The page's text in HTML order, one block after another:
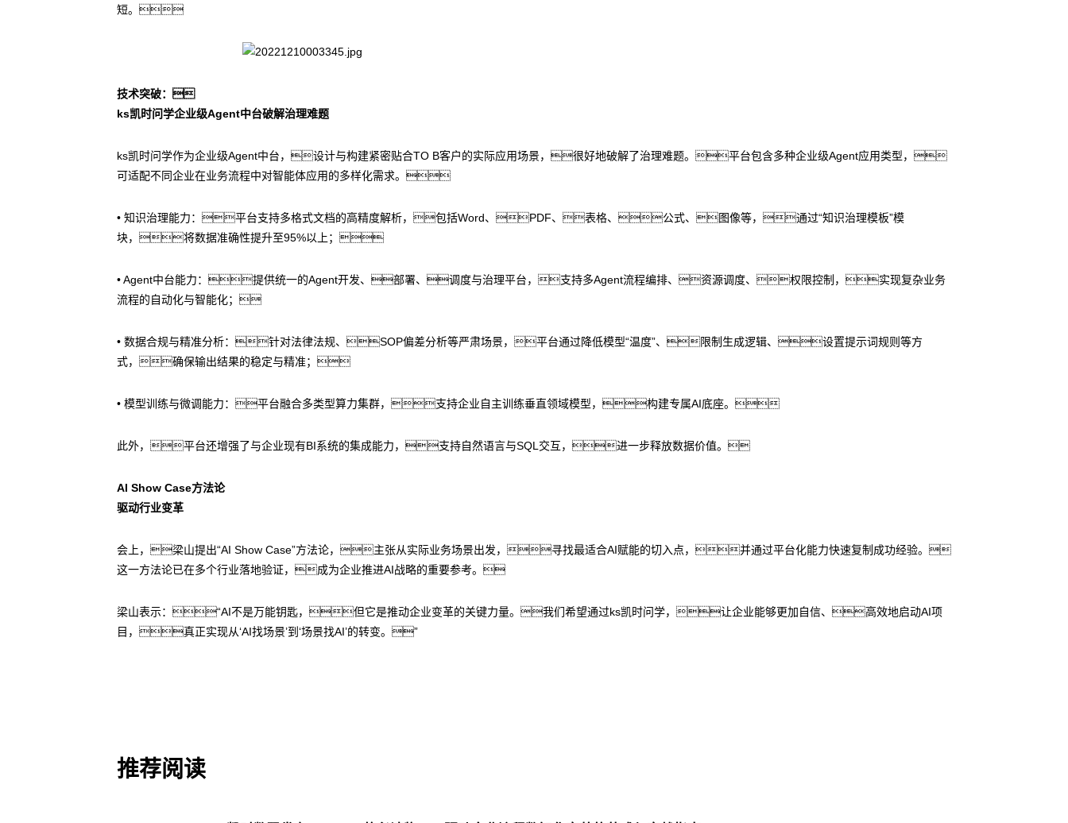
短。
技术突破：
ks凯时问学企业级Agent中台破解治理难题
ks凯时问学作为企业级Agent中台，设计与构建紧密贴合TO B客户的实际应用场景，很好地破解了治理难题。平台包含多种企业级Agent应用类型，
可适配不同企业在业务流程中对智能体应用的多样化需求。
• 知识治理能力：平台支持多格式文档的高精度解析，包括Word、PDF、表格、公式、图像等，通过“知识治理模板”模
块，将数据准确性提升至95%以上；
• Agent中台能力：提供统一的Agent开发、部署、调度与治理平台，支持多Agent流程编排、资源调度、权限控制，实现复杂业务
流程的自动化与智能化；
• 数据合规与精准分析：针对法律法规、SOP偏差分析等严肃场景，平台通过降低模型“温度”、限制生成逻辑、设置提示词规则等方
式，确保输出结果的稳定与精准；
• 模型训练与微调能力：平台融合多类型算力集群，支持企业自主训练垂直领域模型，构建专属AI底座。
此外，平台还增强了与企业现有BI系统的集成能力，支持自然语言与SQL交互，进一步释放数据价值。
AI Show Case方法论
驱动行业变革
会上，梁山提出“AI Show Case”方法论，主张从实际业务场景出发，寻找最适合AI赋能的切入点，并通过平台化能力快速复制成功经验。
这一方法论已在多个行业落地验证，成为企业推进AI战略的重要参考。
梁山表示：“AI不是万能钥匙，但它是推动企业变革的关键力量。我们希望通过ks凯时问学，让企业能够更加自信、高效地启动AI项
目，真正实现从‘AI找场景’到‘场景找AI’的转变。”
推荐阅读